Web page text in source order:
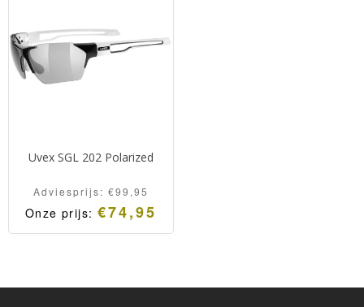
Uvex SGL 202 Polarized
Adviesprijs: €99,95
Onze prijs: €74,95